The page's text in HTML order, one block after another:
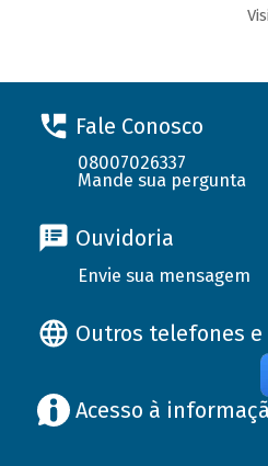
Fale Conosco
08007026337
Mande sua pergunta
Ouvidoria
Envie sua mensagem
Outros telefones e
Acesso à